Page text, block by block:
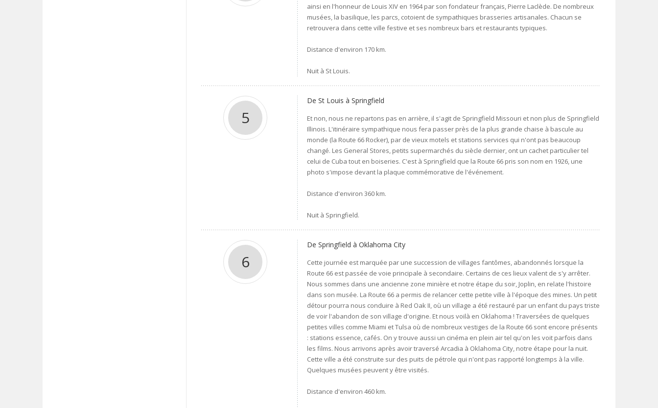
ainsi en l'honneur de Louis XIV en 1964 par son fondateur français, Pierre Laclède. De nombreux
musées, la basilique, les parcs, cotoient de sympathiques brasseries artisanales. Chacun se
retrouvera dans cette ville festive et ses nombreux bars et restaurants typiques.
Distance d'environ 170 km.
Nuit à St Louis.
5
De St Louis à Springfield
Et non, nous ne repartons pas en arrière, il s'agit de Springfield Missouri et non plus de Springfield
Illinois. L'itinéraire sympathique nous fera passer près de la plus grande chaise à bascule au
monde (la Route 66 Rocker), par de vieux motels et stations services qui n'ont pas beaucoup
changé. Les General Stores, petits supermarchés du siècle dernier, ont un cachet particulier tel
celui de Cuba tout en boiseries. C'est à Springfield que la Route 66 pris son nom en 1926, une
photo s'impose devant la plaque commémorative de l'événement.
Distance d'environ 360 km.
Nuit à Springfield.
6
De Springfield à Oklahoma City
Cette journée est marquée par une succession de villages fantômes, abandonnés lorsque la
Route 66 est passée de voie principale à secondaire. Certains de ces lieux valent de s'y arrêter.
Nous sommes dans une ancienne zone minière et notre étape du soir, Joplin, en relate l'histoire
dans son musée. La Route 66 a permis de relancer cette petite ville à l'époque des mines. Un petit
détour pourra nous conduire à Red Oak II, où un village a été restauré par un enfant du pays triste
de voir l'abandon de son village d'origine. Et nous voilà en Oklahoma ! Traversées de quelques
petites villes comme Miami et Tulsa où de nombreux vestiges de la Route 66 sont encore présents
: stations essence, cafés. On y trouve aussi un cinéma en plein air tel qu'on les voit parfois dans
les films. Nous arrivons après avoir traversé Arcadia à Oklahoma City, notre étape pour la nuit.
Cette ville a été construite sur des puits de pétrole qui n'ont pas rapporté longtemps à la ville.
Quelques musées peuvent y être visités.
Distance d'environ 460 km.